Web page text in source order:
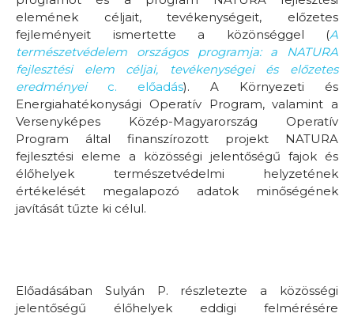
elemének céljait, tevékenységeit, előzetes
fejleményeit ismertette a közönséggel (A
természetvédelem országos programja: a NATURA
fejlesztési elem céljai, tevékenységei és előzetes
eredményeic. előadás). A Környezeti és
Energiahatékonysági Operatív Program, valamint a
Versenyképes Közép-Magyarország Operatív
Program által finanszírozott projekt NATURA
fejlesztési eleme a közösségi jelentőségű fajok és
élőhelyek természetvédelmi helyzetének
értékelését megalapozó adatok minőségének
javítását tűzte ki célul.
Előadásában Sulyán P. részletezte a közösségi
jelentőségű élőhelyek eddigi felmérésére